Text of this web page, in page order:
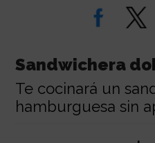
Sandwichera
Te cocinará un
hamburguesa sin